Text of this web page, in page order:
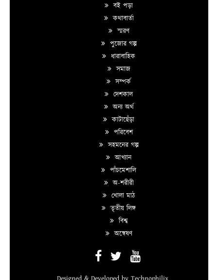
বই পড়া
কথাবার্তা
স্মরণ
পুজোর গল্প
ধারাবাহিক
সমাজ
সম্পর্ক
দেশকাল
অন্য অর্থ
কাটাছেঁড়া
পরিবেশ
সহমনের গল্প
আখ্যান
পাঁচমেশালি
অ-শরীরী
খোলা মাঠ
তৃতীয় লিঙ্গ
বিশ্ব
অন্বেষণ